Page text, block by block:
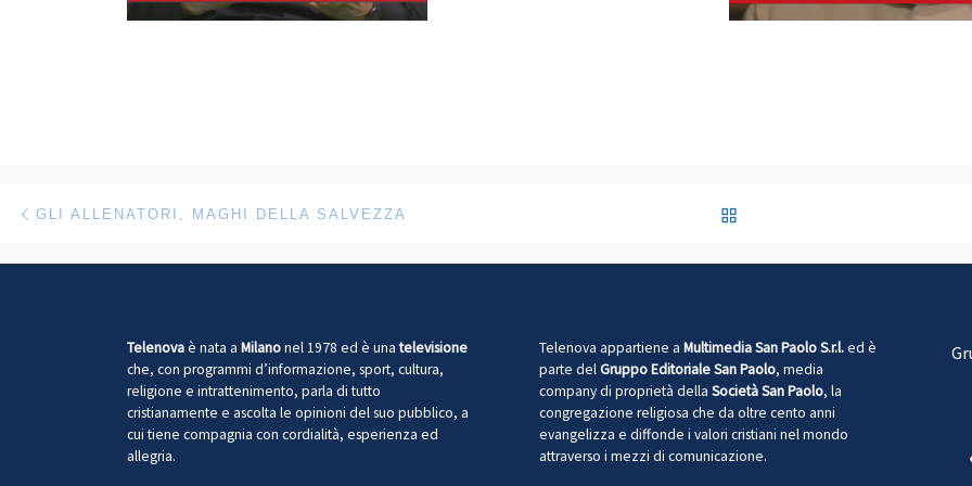
Navigazione articoli
GLI ALLENATORI, MAGHI DELLA SALVEZZA
Telenovaè nata a Milanonel 1978 ed è unatelevisione
che, con programmi d’informazione, sport, cultura,
religione e intrattenimento, parla di tutto
cristianamente e ascolta le opinioni del suo pubblico, a
cui tiene compagnia con cordialità, esperienza ed
allegria.
Telenova appartiene a Multimedia San Paolo S.r.l.ed è
parte delGruppo Editoriale San Paolo, media
company di proprietà della Società San Paolo, la
congregazione religiosa che da oltre cento anni
evangelizza e diffonde i valori cristiani nel mondo
attraverso i mezzi di comunicazione.